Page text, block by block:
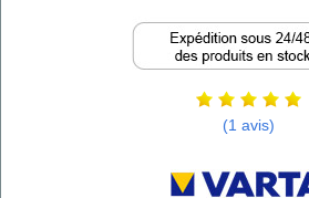
(1 avis)